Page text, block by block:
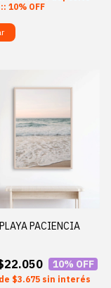
10% OFF
PACIENCIA
10% OFF
$3.675 sin interés